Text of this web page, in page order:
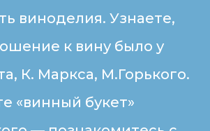
виноделия. Узнаете,
к вину было у
К. Маркса, М.Горького.
«винный букет»